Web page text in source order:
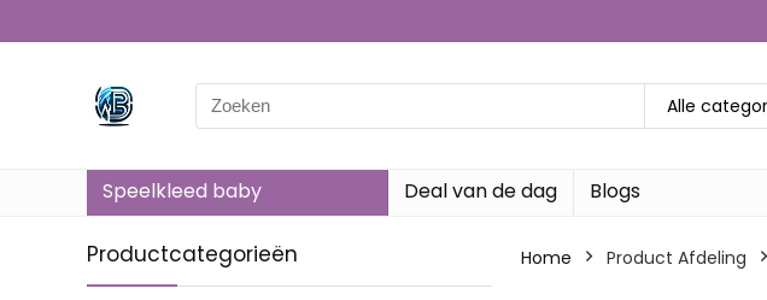
Search
for:
Alle
Speelkleed baby Deal van de dag Blogs
Productcategorieën Home Product Afdeling